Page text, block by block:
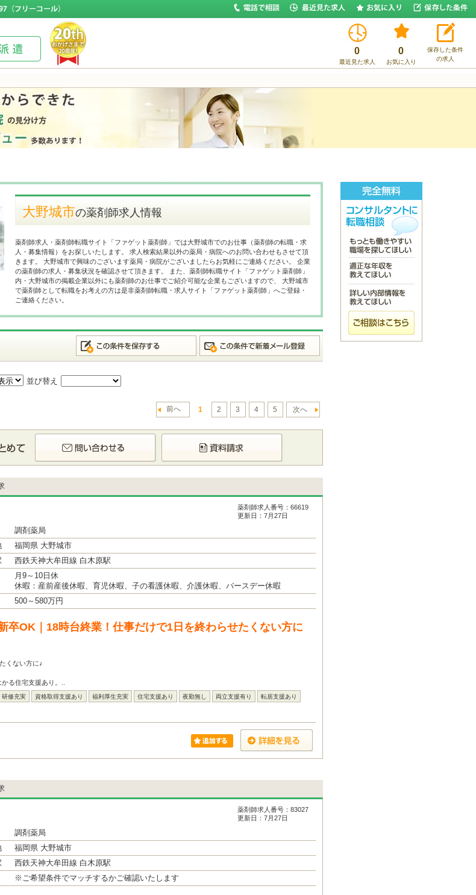
0
最近見た求人
0
お気に入り
保存した条件
の求人
大野城市の薬剤師求人情報
薬剤師求人・薬剤師転職サイト「ファゲット薬剤師」では大野城市でのお仕事（薬剤師の転職・求
人・募集情報）をお探しいたします。 求人検索結果以外の薬局・病院へのお問い合わせもさせて頂
きます。 大野城市で興味のございます薬局・病院がございましたらお気軽にご連絡ください。 企業
の薬剤師の求人・募集状況を確認させて頂きます。 また、薬剤師転職サイト「ファゲット薬剤師」
内・大野城市の掲載企業以外にも薬剤師のお仕事でご紹介可能な企業もございますので、 大野城市
で薬剤師として転職をお考えの方は是非薬剤師転職・求人サイト「ファゲット薬剤師」へご登録・
ご連絡ください。
並び替え
前へ 1 2 3 4 5 次へ
薬剤師求人番号：66619
更新日：7月27日
調剤薬局
福岡県 大野城市
西鉄天神大牟田線 白木原駅
月9～10日休
休暇：産前産後休暇、育児休暇、子の看護休暇、介護休暇、バースデー休暇
500～580万円
卒OK｜18時台終業！仕事だけで1日を終わらせたくない方に
くない方に♪
る住宅支援あり。..
研修充実 資格取得支援あり 福利厚生充実 住宅支援あり 夜勤無し 両立支援有り 転居支援あり
薬剤師求人番号：83027
更新日：7月27日
調剤薬局
福岡県 大野城市
西鉄天神大牟田線 白木原駅
※ご希望条件でマッチするかご確認いたします